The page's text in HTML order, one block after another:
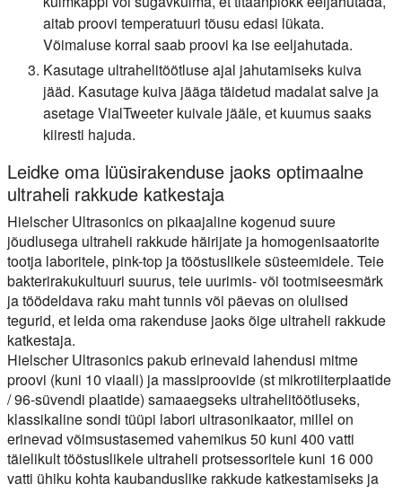
aitab proovi temperatuuri tõusu edasi lükata.
Võimaluse korral saab proovi ka ise eeljahutada.
Kasutage ultrahelitöötluse ajal jahutamiseks kuiva
jääd. Kasutage kuiva jääga täidetud madalat salve ja
asetage VialTweeter kuivale jääle, et kuumus saaks
kiiresti hajuda.
Leidke oma lüüsirakenduse jaoks optimaalne
ultraheli rakkude katkestaja
Hielscher Ultrasonics on pikaajaline kogenud suure
jõudlusega ultraheli rakkude häirijate ja homogenisaatorite
tootja laboritele, pink-top ja tööstuslikele süsteemidele. Teie
bakterirakukultuuri suurus, teie uurimis- või tootmiseesmärk
ja töödeldava raku maht tunnis või päevas on olulised
tegurid, et leida oma rakenduse jaoks õige ultraheli rakkude
katkestaja.
Hielscher Ultrasonics pakub erinevaid lahendusi mitme
proovi (kuni 10 viaali) ja massiproovide (st mikrotiiterplaatide
/ 96-süvendi plaatide) samaaegseks ultrahelitöötluseks,
klassikaline sondi tüüpi labori ultrasonikaator, millel on
erinevad võimsustasemed vahemikus 50 kuni 400 vatti
täielikult tööstuslikele ultraheli protsessoritele kuni 16 000
vatti ühiku kohta kaubanduslike rakkude katkestamiseks ja